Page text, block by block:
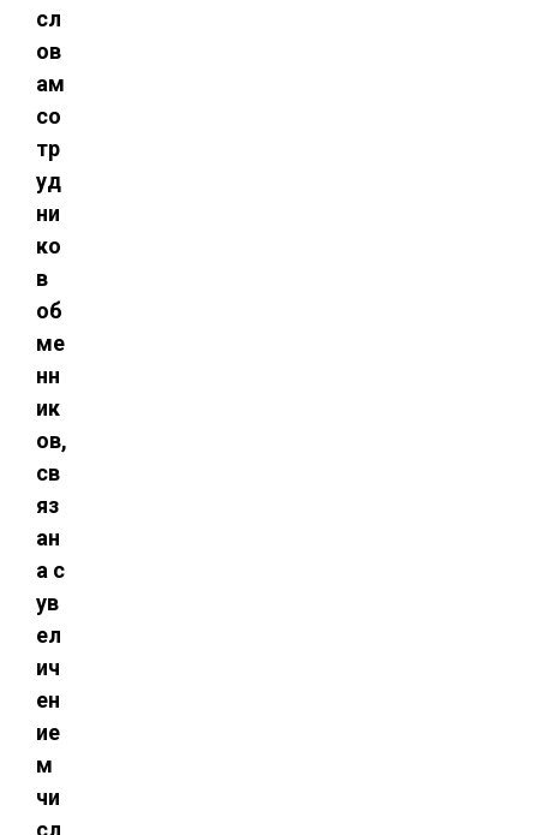
сл
ов
ам
со
тр
уд
ни
ко
в
об
ме
нн
ик
ов,
св
яз
ан
а с
ув
ел
ич
ен
ие
м
чи
сл